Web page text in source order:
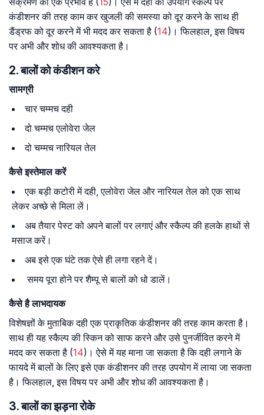
कंडीशनर की तरह काम कर खुजली की समस्या को दूर करने के साथ ही
डैंड्रफ को दूर करने में भी मदद कर सकता है (14)। फिलहाल, इस विषय
पर अभी और शोध की आवश्यकता है।
2. बालों को कंडीशन करे
सामग्री
चार चम्मच दही
दो चम्मच एलोवेरा जेल
दो चम्मच नारियल तेल
कैसे इस्तेमाल करें
एक बड़ी कटोरी में दही, एलोवेरा जेल और नारियल तेल को एक साथ
लेकर अच्छे से मिला लें।
अब तैयार पेस्ट को अपने बालों पर लगाएं और स्कैल्प की हलके हाथों से
मसाज करें।
अब इसे एक घंटे तक ऐसे ही लगा रहने दें।
समय पूरा होने पर शैम्पू से बालों को धो डालें।
कैसे है लाभदायक
विशेषज्ञों के मुताबिक दही एक प्राकृतिक कंडीशनर की तरह काम करता है।
साथ ही यह स्कैल्प की स्किन को साफ करने और उसे पुनर्जीवित करने में
मदद कर सकता है (14)। ऐसे में यह माना जा सकता है कि दही लगाने के
फायदे में बालों के लिए इसे एक कंडीशनर की तरह उपयोग में लाया जा सकता
है। फिलहाल, इस विषय पर अभी और शोध की आवश्यकता है।
3. बालों का झड़ना रोके